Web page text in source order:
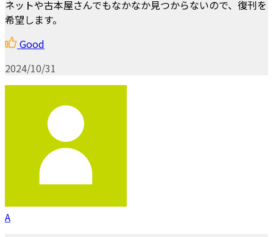
ネットや古本屋さんでもなかなか見つからないので、復刊を
希望します。
Good
2024/10/31
A